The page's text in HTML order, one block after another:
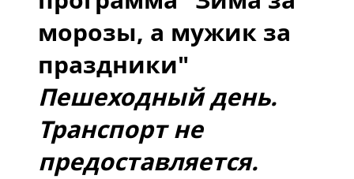
морозы, а мужик за
праздники"
Пешеходный день.
Транспорт не
предоставляется.